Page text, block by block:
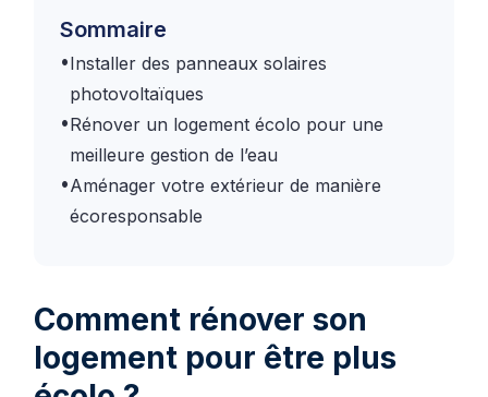
Sommaire
•Installer des panneaux solaires
photovoltaïques
•Rénover un logement écolo pour une
meilleure gestion de l’eau
•Aménager votre extérieur de manière
écoresponsable
Comment rénover son
logement pour être plus